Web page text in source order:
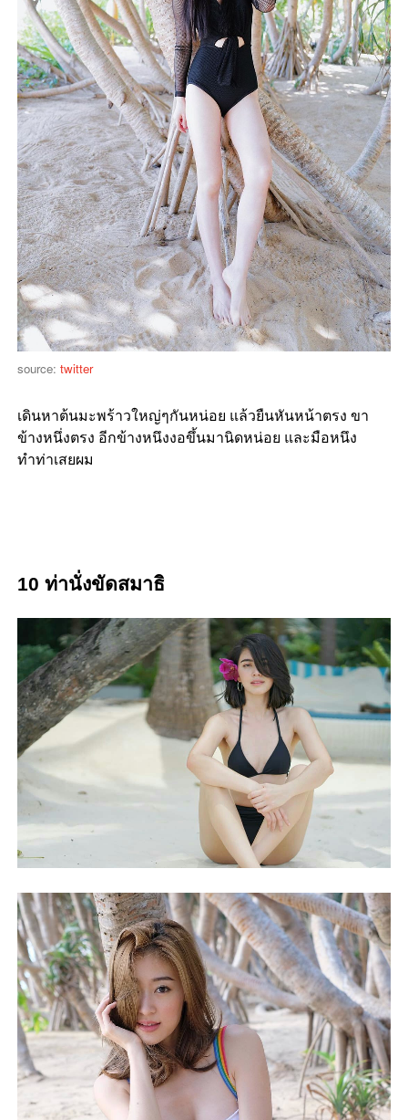
source: twitter
เดินหาต้นมะพร้าวใหญ่ๆกันหน่อย แล้วยืนหันหน้าตรง ขา
ข้างหนึ่งตรง อีกข้างหนึงงอขึ้นมานิดหน่อย และมือหนึง
ทำท่าเสยผม
10 ท่านั่งขัดสมาธิ